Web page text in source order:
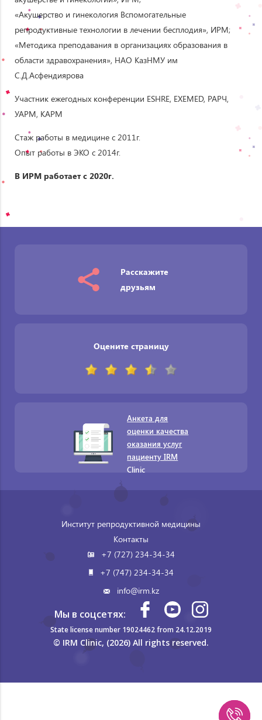
«Акушерство и гинекология Вспомогательные
репродуктивные технологии в лечении бесплодия», ИРМ;
«Методика преподавания в организациях образования в
области здравохранения», НАО КазНМУ им
С.Д.Асфендиярова
Участник ежегодных конференции ESHRE, EXEMED, РАРЧ,
УАРМ, КАРМ
Стаж работы в медицине с 2011г.
Опыт работы в ЭКО с 2014г.
В ИРМ работает с 2020г.
Расскажите
друзьям
Оцените страницу
Анкета для
оценки качества
оказания услуг
пациенту IRM
Clinic
Институт репродуктивной медицины
Контакты
+7 (727) 234-34-34
+7 (747) 234-34-34
info@irm.kz
Мы в соцсетях:
State license number 19024462 from 24.12.2019
© IRM Clinic, (2026) All rights reserved.